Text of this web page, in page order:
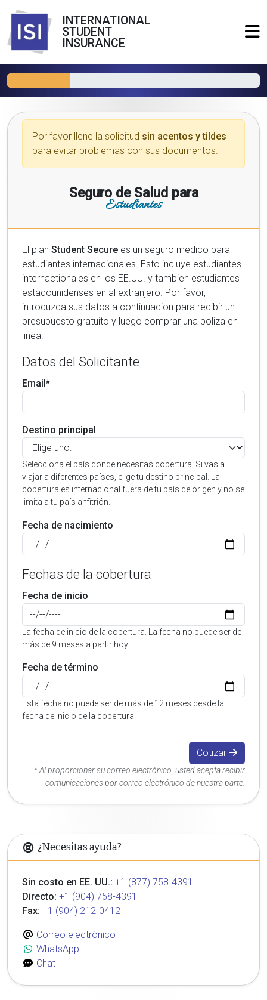
INTERNATIONAL
STUDENT
INSURANCE
Por favor llene la solicitud sin acentos y tildes
para evitar problemas con sus documentos.
Seguro de Salud para
Estudiantes
El plan Student Secure es un seguro medico para
estudiantes internacionales. Esto incluye estudiantes
internactionales en los EE.UU. y tambien estudiantes
estadounidenses en al extranjero. Por favor,
introduzca sus datos a continuacion para recibir un
presupuesto gratuito y luego comprar una poliza en
linea.
Datos del Solicitante
Email*
Destino principal
Selecciona el país donde necesitas cobertura. Si vas a
viajar a diferentes países, elige tu destino principal. La
cobertura es internacional fuera de tu país de origen y no se
limita a tu país anfitrión.
Fecha de nacimiento
Fechas de la cobertura
Fecha de inicio
La fecha de inicio de la cobertura. La fecha no puede ser de
más de 9 meses a partir hoy
Fecha de término
Esta fecha no puede ser de más de 12 meses desde la
fecha de inicio de la cobertura.
Cotizar
* Al proporcionar su correo electrónico, usted acepta recibir
comunicaciones por correo electrónico de nuestra parte.
¿Necesitas ayuda?
Sin costo en EE. UU.: +1 (877) 758-4391
Directo: +1 (904) 758-4391
Fax: +1 (904) 212-0412
Correo electrónico
WhatsApp
Chat